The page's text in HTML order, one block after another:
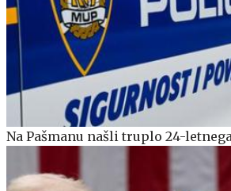
Na Pašmanu našli truplo 24-